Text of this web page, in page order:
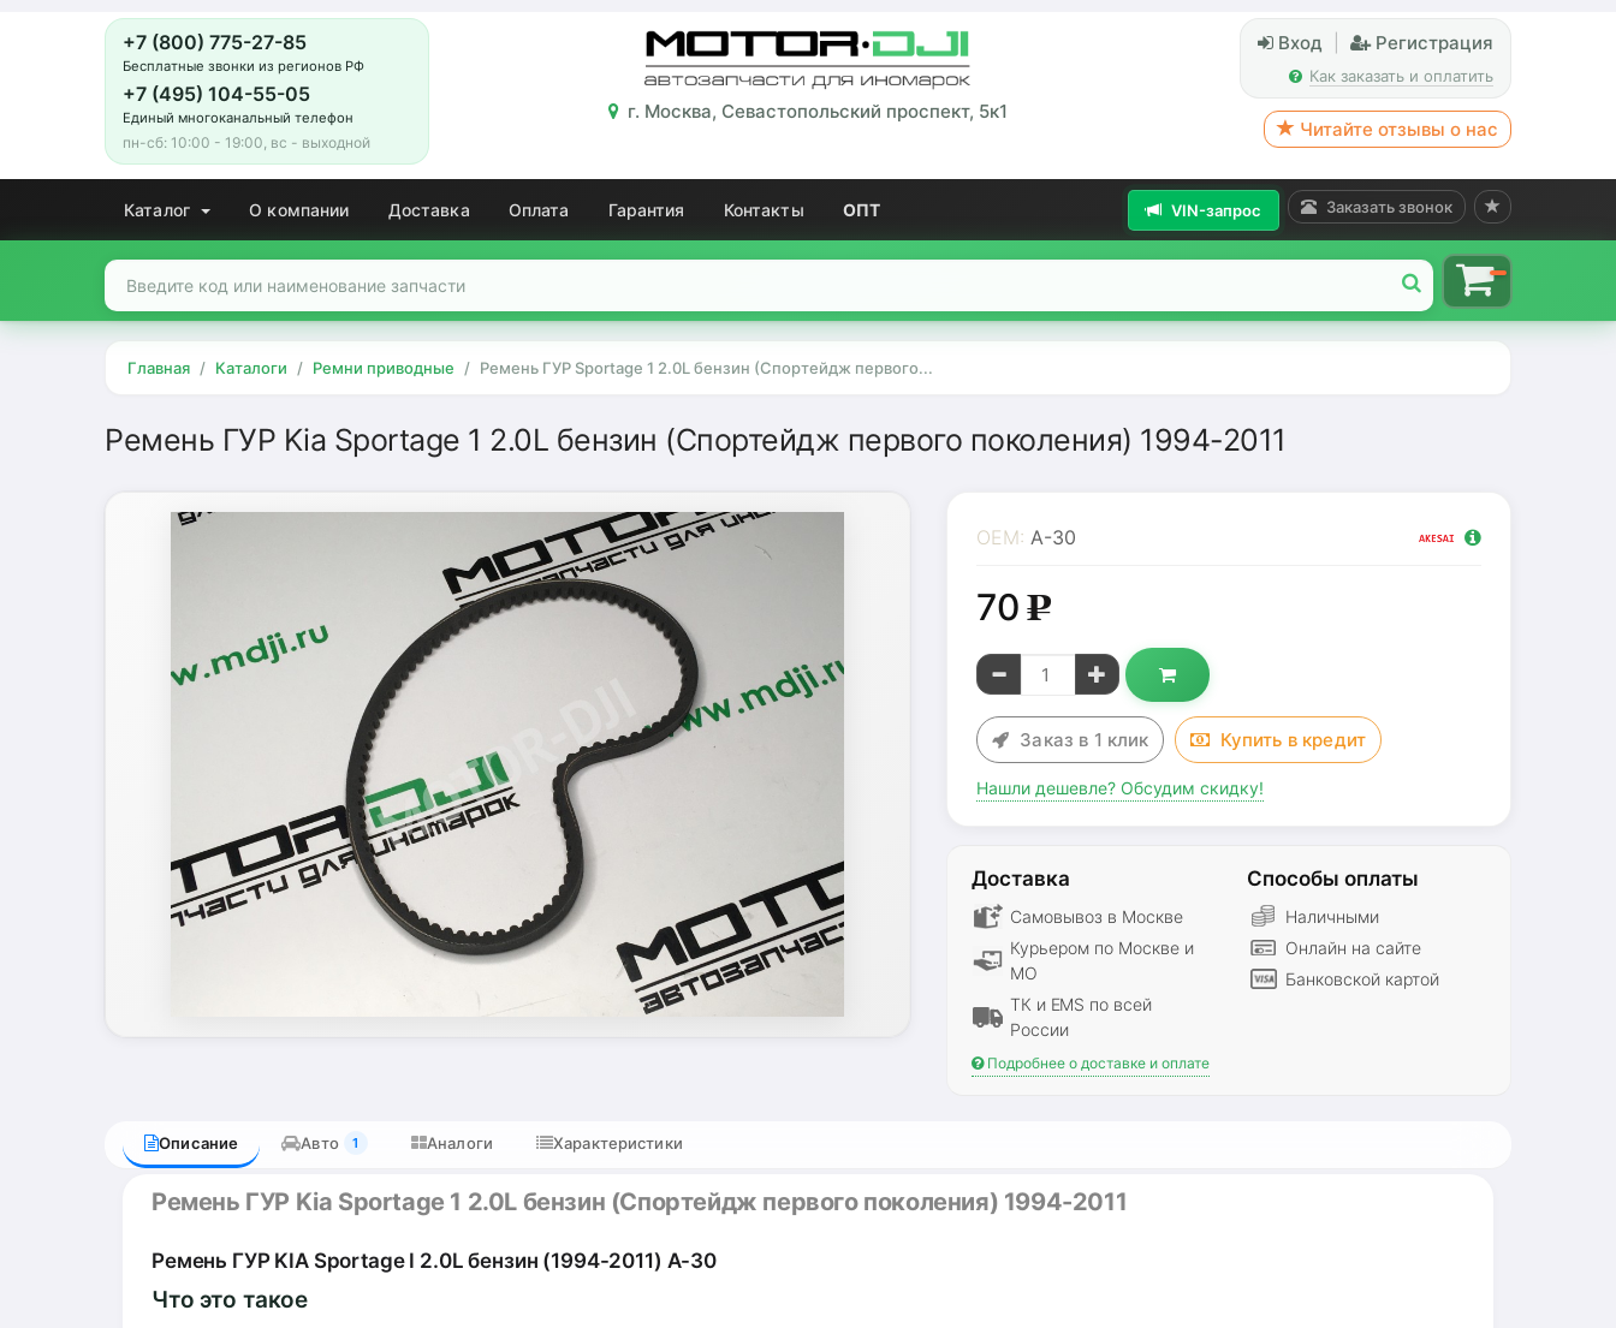
+7 (800) 775-27-85
Бесплатные звонки из регионов РФ
+7 (495) 104-55-05
Единый многоканальный телефон
пн-сб: 10:00 - 19:00, вс - выходной
г. Москва, Севастопольский проспект, 5к1
Вход Регистрация
Как заказать и оплатить
Читайте отзывы о нас
Каталог О компании Доставка Оплата Гарантия Контакты ОПТ Заказать звонок
VIN-запрос
Главная Каталоги Ремни приводные Ремень ГУР Sportage 1 2.0L бензин (Спортейдж первого...
Ремень ГУР Kia Sportage 1 2.0L бензин (Спортейдж первого поколения) 1994-2011
OEM: A-30
70g
Заказ в 1 клик Купить вкредит
Нашли дешевле? Обсудим скидку!
Доставка
Самовывоз в Москве
Курьером по Москве и
МО
ТК и EMS по всей
России
Способы оплаты
Наличными
Онлайн на сайте
Банковской картой
Подробнее о доставке и оплате
Описание Авто 1 Аналоги Характеристики
Ремень ГУР Kia Sportage 1 2.0L бензин (Спортейдж первого поколения) 1994-2011
Ремень ГУР KIA Sportage I 2.0L бензин (1994-2011) A-30
Что это такое